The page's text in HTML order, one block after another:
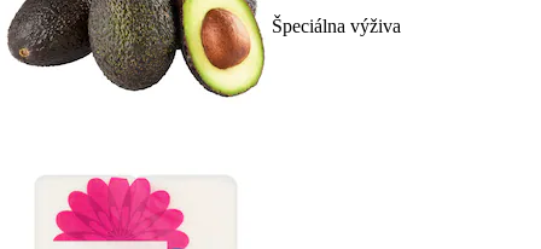
Špeciálna výživa